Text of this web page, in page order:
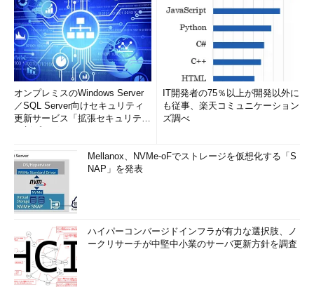
オンプレミスのWindows Server
／SQL Server向けセキュリティ
更新サービス「拡張セキュリティ
IT開発者の75％以上が開発以外に
も従事、楽天コミュニケーション
ズ調べ
Mellanox、NVMe-oFでストレージを仮想化する「S
NAP」を発表
ハイパーコンバージドインフラが有力な選択肢、ノ
ークリサーチが中堅中小業のサーバ更新方針を調査